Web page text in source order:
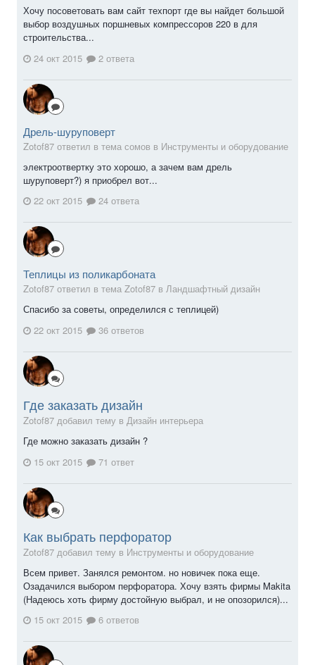
Хочу посоветовать вам сайт техпорт где вы найдет большой
выбор воздушных поршневых компрессоров 220 в для
строительства...
24 окт 2015
2 ответа
Дрель-шуруповерт
Zotof87 ответил в тема сомов в Инструменты и оборудование
электроотвертку это хорошо, а зачем вам дрель
шуруповерт?) я приобрел вот...
22 окт 2015
24 ответа
Теплицы из поликарбоната
Zotof87 ответил в тема Zotof87 в Ландшафтный дизайн
Спасибо за советы, определился с теплицей)
22 окт 2015
36 ответов
Где заказать дизайн
Zotof87 добавил тему в Дизайн интерьера
Где можно заказать дизайн ?
15 окт 2015
71 ответ
Как выбрать перфоратор
Zotof87 добавил тему в Инструменты и оборудование
Всем привет. Занялся ремонтом. но новичек пока еще.
Озадачился выбором перфоратора. Хочу взять фирмы Makita
(Надеюсь хоть фирму достойную выбрал, и не опозорился)...
15 окт 2015
6 ответов